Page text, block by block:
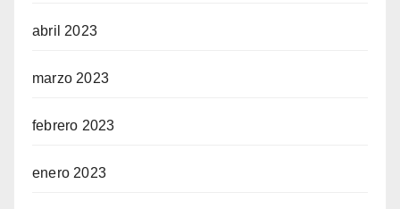
abril 2023
marzo 2023
febrero 2023
enero 2023